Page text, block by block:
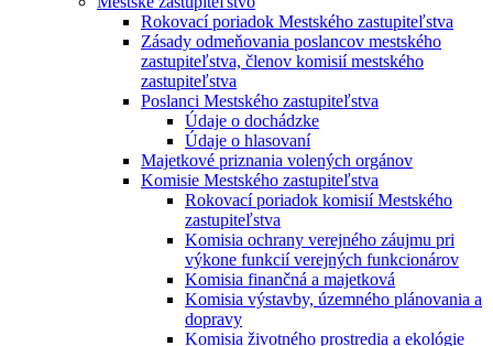
Rokovací poriadok Mestského zastupiteľstva
Zásady odmeňovania poslancov mestského
zastupiteľstva, členov komisií mestského
zastupiteľstva
Poslanci Mestského zastupiteľstva
Údaje o dochádzke
Údaje o hlasovaní
Majetkové priznania volených orgánov
Komisie Mestského zastupiteľstva
Rokovací poriadok komisií Mestského
zastupiteľstva
Komisia ochrany verejného záujmu pri
výkone funkcií verejných funkcionárov
Komisia finančná a majetková
Komisia výstavby, územného plánovania a
dopravy
Komisia životného prostredia a ekológie